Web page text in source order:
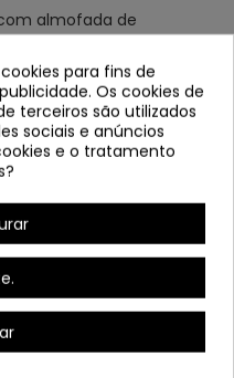
almofada de
epóxipara fins de
Os cookies de
terceiros são utilizados
sociais e anúncios
e o tratamento